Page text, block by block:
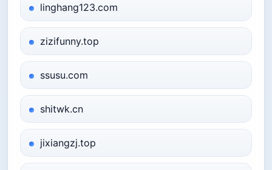
linghang123.com
zizifunny.top
ssusu.com
shitwk.cn
jixiangzj.top